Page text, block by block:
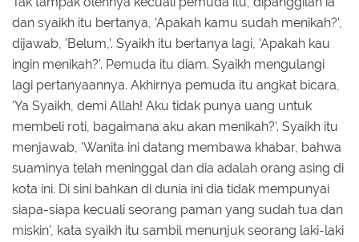
dan syaikh itu bertanya, 'Apakah kamu sudah menikah?',
dijawab, 'Belum,'. Syaikh itu bertanya lagi, 'Apakah kau
ingin menikah?'. Pemuda itu diam. Syaikh mengulangi
lagi pertanyaannya. Akhirnya pemuda itu angkat bicara,
'Ya Syaikh, demi Allah! Aku tidak punya uang untuk
membeli roti, bagaimana aku akan menikah?'. Syaikh itu
menjawab, 'Wanita ini datang membawa khabar, bahwa
suaminya telah meninggal dan dia adalah orang asing di
kota ini. Di sini bahkan di dunia ini dia tidak mempunyai
siapa-siapa kecuali seorang paman yang sudah tua dan
miskin', kata syaikh itu sambil menunjuk seorang laki-laki